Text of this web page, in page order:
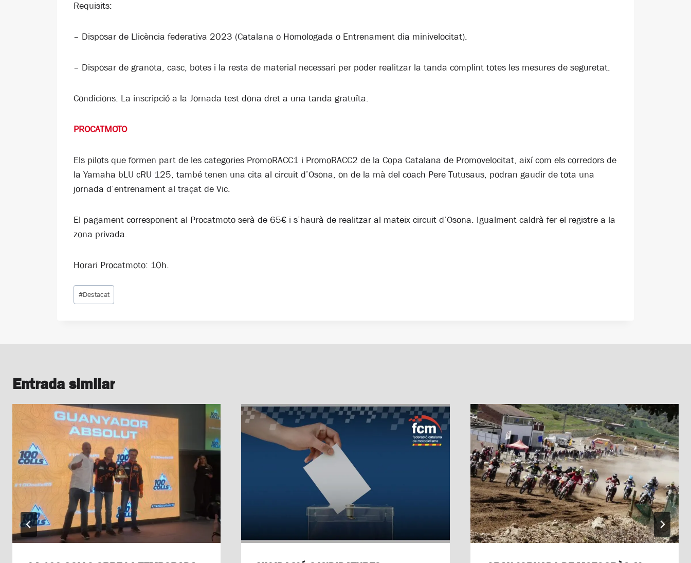
Requisits:
– Disposar de Llicència federativa 2023 (Catalana o Homologada o Entrenament dia minivelocitat).
– Disposar de granota, casc, botes i la resta de material necessari per poder realitzar la tanda complint totes les mesures de seguretat.
Condicions: La inscripció a la Jornada test dona dret a una tanda gratuïta.
PROCATMOTO
Els pilots que formen part de les categories PromoRACC1 i PromoRACC2 de la Copa Catalana de Promovelocitat, així com els corredors de
la Yamaha bLU cRU 125, també tenen una cita al circuit d’Osona, on de la mà del coach Pere Tutusaus, podran gaudir de tota una
jornada d’entrenament al traçat de Vic.
El pagament corresponent al Procatmoto serà de 65€ i s’haurà de realitzar al mateix circuit d’Osona. Igualment caldrà fer el registre a la
zona privada.
Horari Procatmoto: 10h.
Etiquetes
d'entrada
#Destacat
Entrada similar